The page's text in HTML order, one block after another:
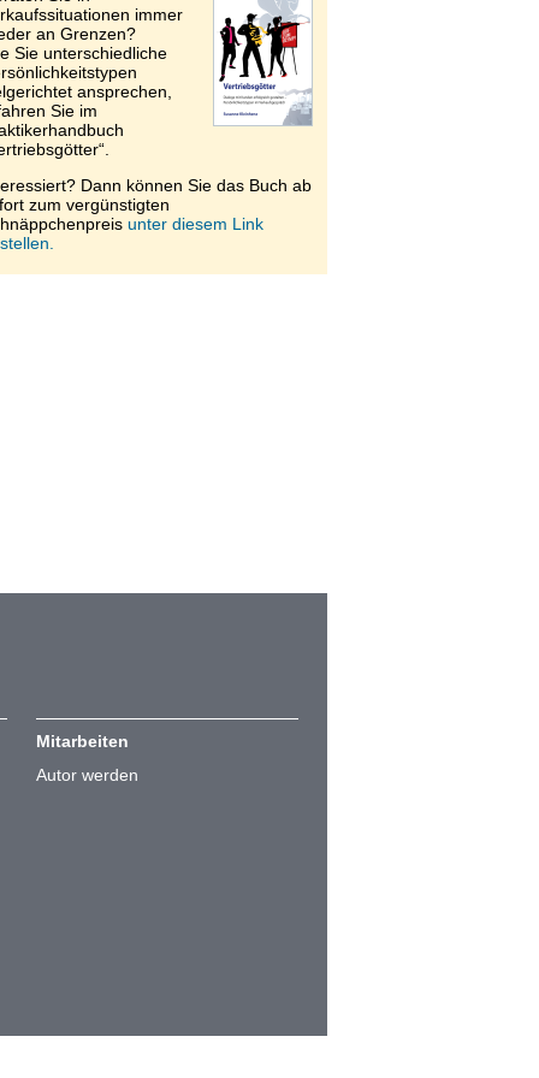
immer
an Grenzen?
Sie unterschiedliche
ansprechen,
Sie im
Dann können Sie das Buch ab
zum vergünstigten
unter diesem Link
Mitarbeiten
Autor werden